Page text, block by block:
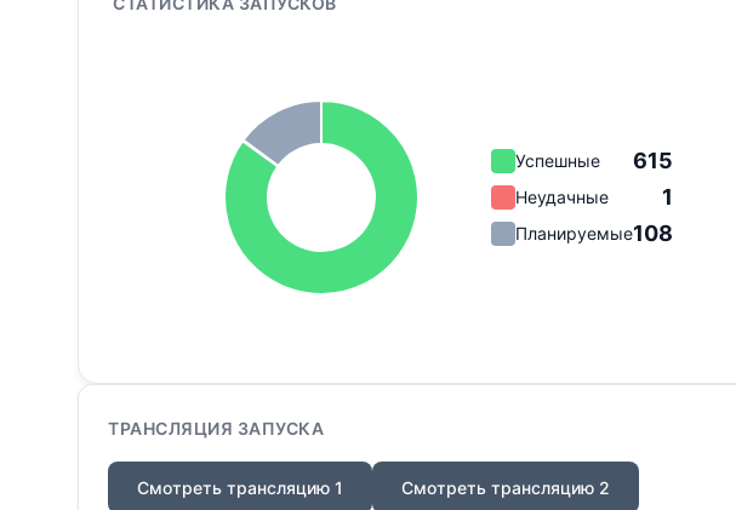
Успешные 615
Неудачные 1
Планируемые108
ТРАНСЛЯЦИЯ ЗАПУСКА
Смотреть трансляцию 1 Смотреть трансляцию 2